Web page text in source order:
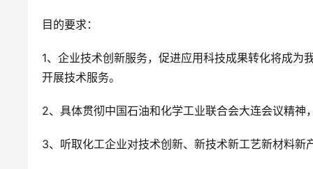
目的要求：
1、企业技术创新服务，促进应用科技成果转化将成
开展技术服务。
2、具体贯彻中国石油和化学工业联合会大连会议精神
3、听取化工企业对技术创新、新技术新工艺新材料